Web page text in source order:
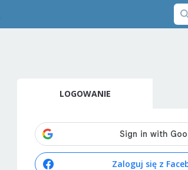
LOGOWANIE
Zaloguj się z